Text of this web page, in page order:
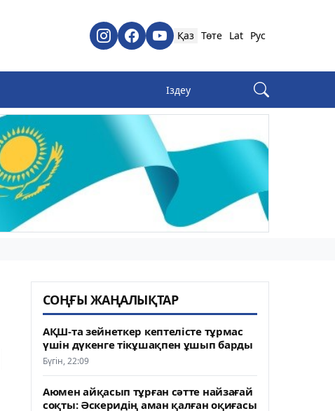
Қаз Төте Lat Рус
СОҢҒЫ ЖАҢАЛЫҚТАР
АҚШ-та зейнеткер кептелісте тұрмас
үшін дүкенге тікұшақпен ұшып барды
Бүгін, 22:09
Аюмен айқасып тұрған сәтте найзағай
соқты: Әскеридің аман қалған оқиғасы